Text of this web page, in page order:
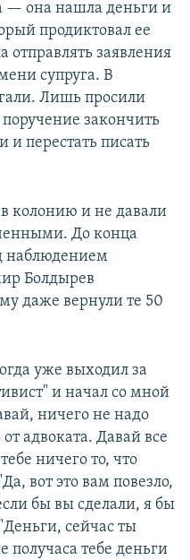
— она нашла деньги и
продиктовал ее
отправлять заявления
супруга. В
Лишь просили
закончить
и перестать писать
колонию и не давали
До конца
наблюдением
Болдырев
даже вернули те 50
уже выходил за
и начал со мной
ничего не надо
адвоката. Давай все
ничего то, что
вот это вам повезло,
бы вы сделали, я бы
сейчас ты
получаса тебе деньги